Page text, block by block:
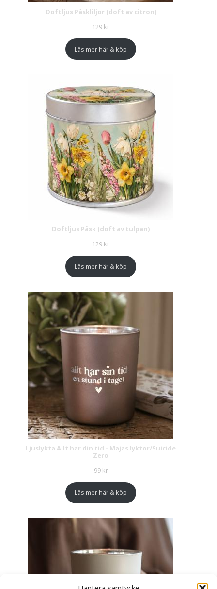
Doftljus Påskliljor (doft av citron)
129 kr
Läs mer här & köp
Doftljus Påsk (doft av tulpan)
129 kr
Läs mer här & köp
Ljuslykta Allt har din tid - Majas lyktor/Suicide
Zero
99 kr
Läs mer här & köp